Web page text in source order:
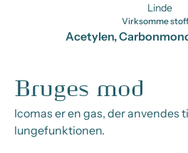
Linde
Virksomme
Acetylen,
Bruges mod
Icomas er en gas, der anvendes
lungefunktionen.